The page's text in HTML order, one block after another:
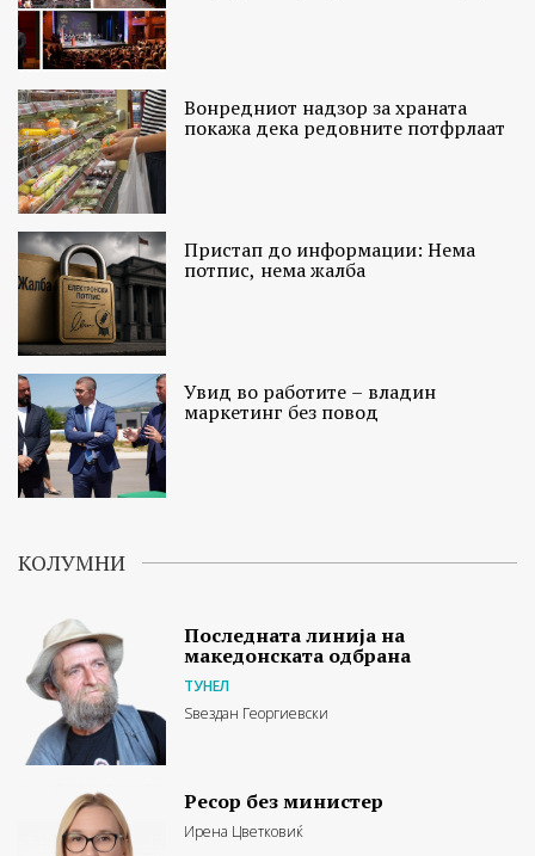
Вонредниот надзор за храната
покажа дека редовните потфрлаат
Пристап до информации: Нема
потпис, нема жалба
Увид во работите – владин
маркетинг без повод
КОЛУМНИ
Последната линија на
македонската одбрана
ТУНЕЛ
Ѕвездан Георгиевски
Ресор без министер
Ирена Цветковиќ